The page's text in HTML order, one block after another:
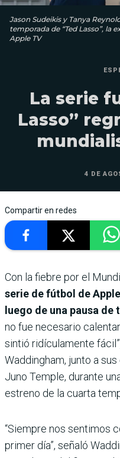
Jason Sudeikis y Tanya
temporada de “Ted Lasso”, la
Apple TV
La serie
Lasso”
4 DE
Compartir en redes
Con la fiebre por el
serie de fútbol de
luego de una pausa de
no fue necesario
sintió ridículamente
Waddingham, junto a
Juno Temple, durante
estreno de la cuarta
“Siempre nos sentimos
primer día”, señaló